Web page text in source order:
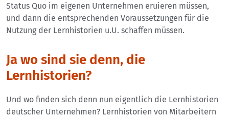
Status Quo im eigenen Unternehmen eruieren müssen,
und dann die entsprechenden Voraussetzungen für die
Nutzung der Lernhistorien u.U. schaffen müssen.
Ja wo sind sie denn, die
Lernhistorien?
Und wo finden sich denn nun eigentlich die Lernhistorien
deutscher Unternehmen? Lernhistorien von Mitarbeitern